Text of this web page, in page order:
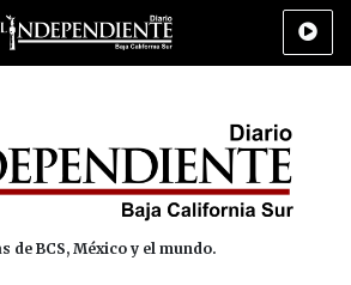
Cabos Policiaca Deportes Cultura
de BCS, México y el mundo.